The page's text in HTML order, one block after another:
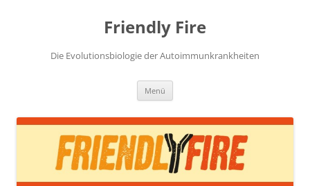
Friendly Fire
Die Evolutionsbiologie der Autoimmunkrankheiten
Menü